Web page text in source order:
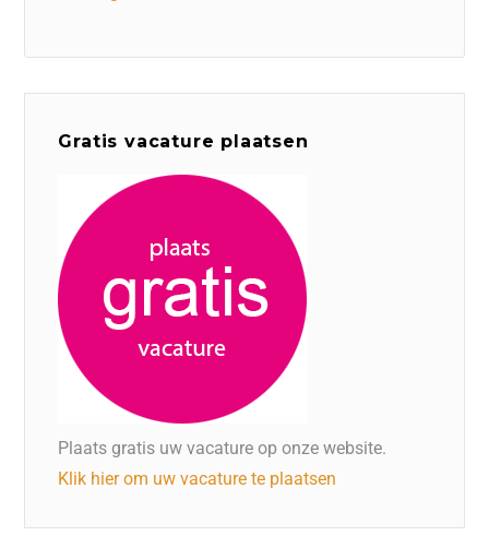
Gratis vacature plaatsen
Plaats gratis uw vacature op onze website.
Klik hier om uw vacature te plaatsen